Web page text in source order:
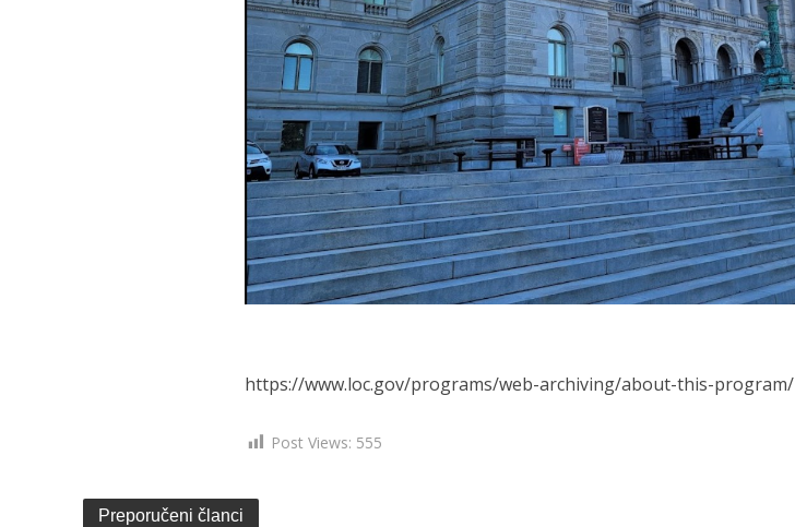
https://www.loc.gov/programs/web-archiving/about-this-program/
Post Views: 555
Preporučeni članci